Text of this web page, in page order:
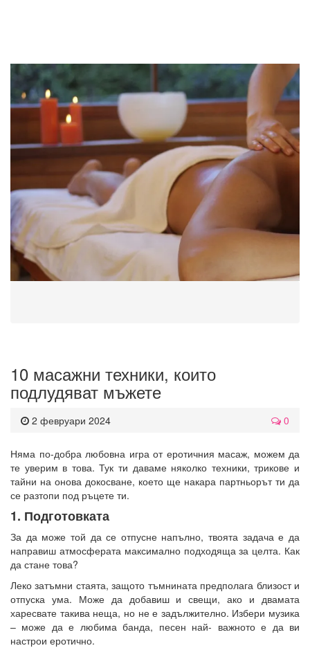
10 масажни техники, които
подлудяват мъжете
2 февруари 2024 0
Няма по-добра любовна игра от еротичния масаж, можем да
те уверим в това. Тук ти даваме няколко техники, трикове и
тайни на онова докосване, което ще накара партньорът ти да
се разтопи под ръцете ти.
1. Подготовката
За да може той да се отпусне напълно, твоята задача е да
направиш атмосферата максимално подходяща за целта. Как
да стане това?
Леко затъмни стаята, защото тъмнината предполага близост и
отпуска ума. Може да добавиш и свещи, ако и двамата
харесвате такива неща, но не е задължително. Избери музика
– може да е любима банда, песен най- важното е да ви
настрои еротично.